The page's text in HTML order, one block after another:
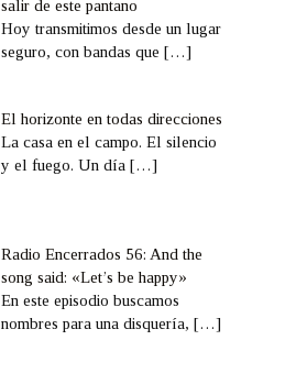
salir de este pantano
Hoy transmitimos desde un lugar
seguro, con bandas que[…]
El horizonte en todas direcciones
La casa en el campo. El silencio
y el fuego. Un día[…]
Radio Encerrados 56: And the
song said: «Let’s be happy»
En este episodio buscamos
nombres para una disquería,[…]